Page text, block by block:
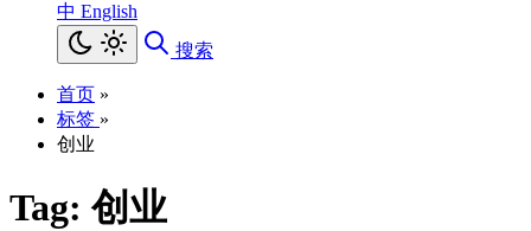
中 English
搜索
首页 »
标签 »
创业
Tag:创业